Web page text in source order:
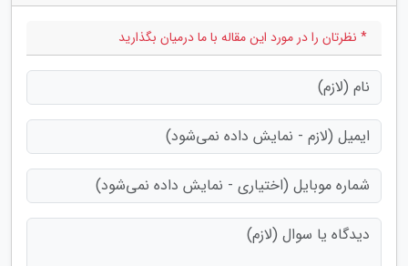
* نظرتان را در مورد این مقاله با ما درمیان بگذارید